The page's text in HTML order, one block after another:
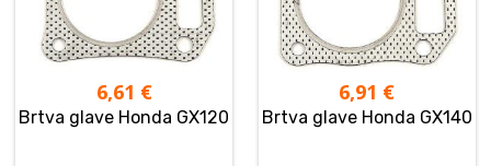
6,61 €
Brtva glave Honda GX120
6,91 €
Brtva glave Honda GX140